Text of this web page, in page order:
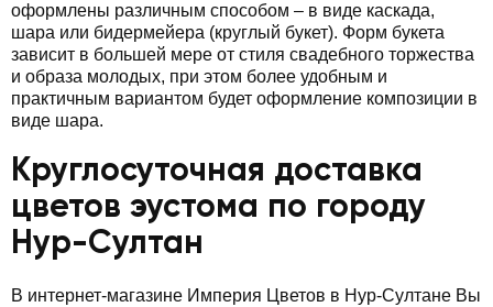
оформлены различным способом – в виде каскада,
шара или бидермейера (круглый букет). Форм букета
зависит в большей мере от стиля свадебного торжества
и образа молодых, при этом более удобным и
практичным вариантом будет оформление композиции в
виде шара.
Круглосуточная доставка
цветов эустома по городу
Нур-Султан
В интернет-магазине Империя Цветов в Нур-Султане Вы